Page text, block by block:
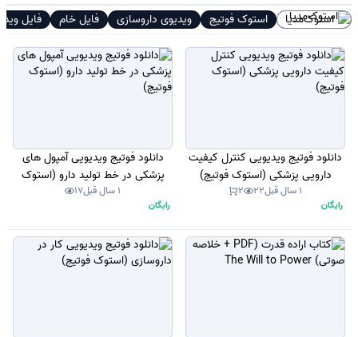
استوک‌مدیا استوک فوتیج ویدیوی داروسازی فایل خام فایل
دانلود فوتیج ویدیویی کنترل کیفیت
دارویی پزشکی (استوک فوتیج)
1 سال قبل 22
2
رایگان
دانلود فوتیج ویدیویی آمپول های
پزشکی در خط تولید دارو (استوک
فوتیج)
1 سال قبل 17
رایگان